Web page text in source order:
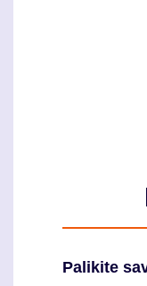
Palikite